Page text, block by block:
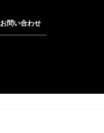
お問い合わせ